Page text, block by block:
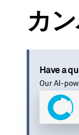
カ
Have a
Our AI-